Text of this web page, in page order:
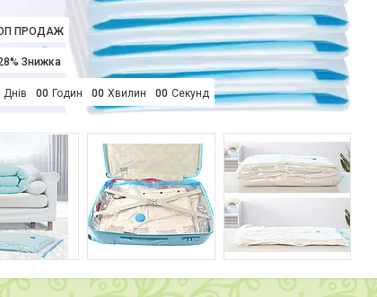
ПРОДАЖ
Днів 00 Годин 00 Хвилин 00 Секунд